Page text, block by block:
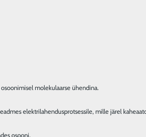
molekulaarse ühendina.
elektrilahendusprotsessile, mille järel
osooni.